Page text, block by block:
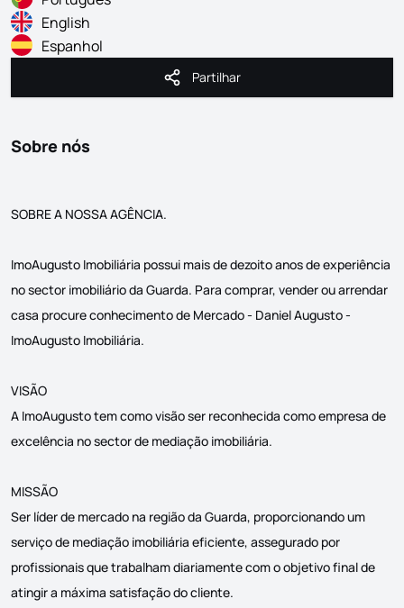
English
Espanhol
Partilhar
Partilhar
Sobre nós
SOBRE A NOSSA AGÊNCIA.
ImoAugusto Imobiliária possui mais de dezoito anos de experiência
no sector imobiliário da Guarda. Para comprar, vender ou arrendar
casa procure conhecimento de Mercado - Daniel Augusto -
ImoAugusto Imobiliária.
VISÃO
A ImoAugusto tem como visão ser reconhecida como empresa de
excelência no sector de mediação imobiliária.
MISSÃO
Ser líder de mercado na região da Guarda, proporcionando um
serviço de mediação imobiliária eficiente, assegurado por
profissionais que trabalham diariamente com o objetivo final de
atingir a máxima satisfação do cliente.